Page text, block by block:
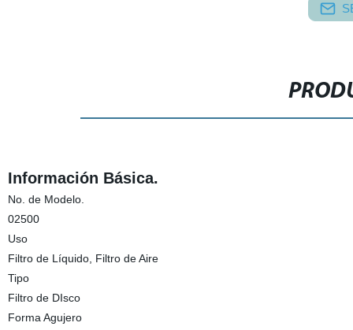
Información Básica.
No. de Modelo.
02500
Uso
Filtro de Líquido, Filtro de Aire
Tipo
Filtro de DIsco
Forma Agujero